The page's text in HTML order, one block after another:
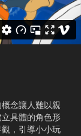
念讓人難以親
具體的角色形
，引導小小玩